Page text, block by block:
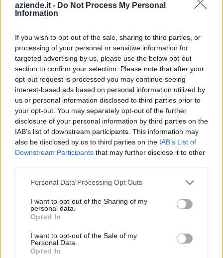
aziende.it - Do Not Process My Personal
Information
If you wish to opt-out of the sale, sharing to third parties, or
processing of your personal or sensitive information for
targeted advertising by us, please use the below opt-out
section to confirm your selection. Please note that after your
opt-out request is processed you may continue seeing
interest-based ads based on personal information utilized by
us or personal information disclosed to third parties prior to
your opt-out. You may separately opt-out of the further
disclosure of your personal information by third parties on the
IAB’s list of downstream participants. This information may
also be disclosed by us to third parties on the IAB’s List of
Downstream Participants that may further disclose it to other
Personal Data Processing Opt Outs
I want to opt-out of the Sharing of my
personal data.
Opted In
I want to opt-out of the Sale of my
Personal Data.
Opted In
Partecipazioni in altre società
Ultima rendicontazione
Patti sociali
Pratiche depositate ma non ancora registrate
Procedure giudiziarie
Prezzo
15.21 euro +IVA 22%
Acquista il fascicolo storico Società
Informazioni precise e aggiornate: richiedi il fascicolo
storico Società di Persone! Cerca l'azienda per cui stai
cercando informazioni, aggiungi al carrello il fascicolo